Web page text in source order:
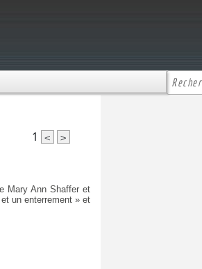
1 < >
Mary Ann Shaffer et
un enterrement » et